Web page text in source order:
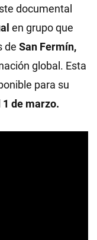
documental
en grupo que
de San Fermín,
global. Esta
para su
1 de marzo.